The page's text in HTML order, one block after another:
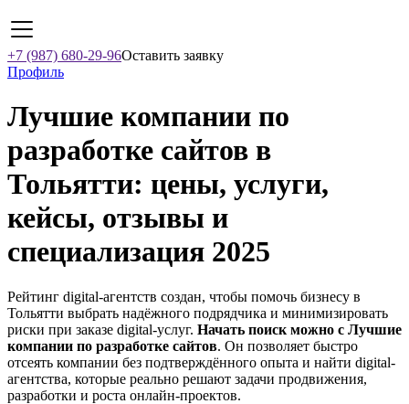
+7 (987) 680-29-96Оставить заявку
Профиль
Лучшие компании по
разработке сайтов в
Тольятти: цены, услуги,
кейсы, отзывы и
специализация 2025
Рейтинг digital-агентств создан, чтобы помочь бизнесу в
Тольятти выбрать надёжного подрядчика и минимизировать
риски при заказе digital-услуг. Начать поиск можно с Лучшие
компании по разработке сайтов. Он позволяет быстро
отсеять компании без подтверждённого опыта и найти digital-
агентства, которые реально решают задачи продвижения,
разработки и роста онлайн-проектов.